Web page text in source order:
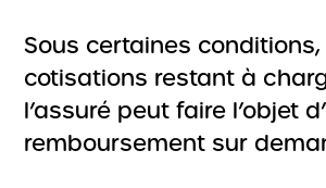
Sous certaines
cotisations restant à
l’assuré peut faire l’objet
remboursement sur